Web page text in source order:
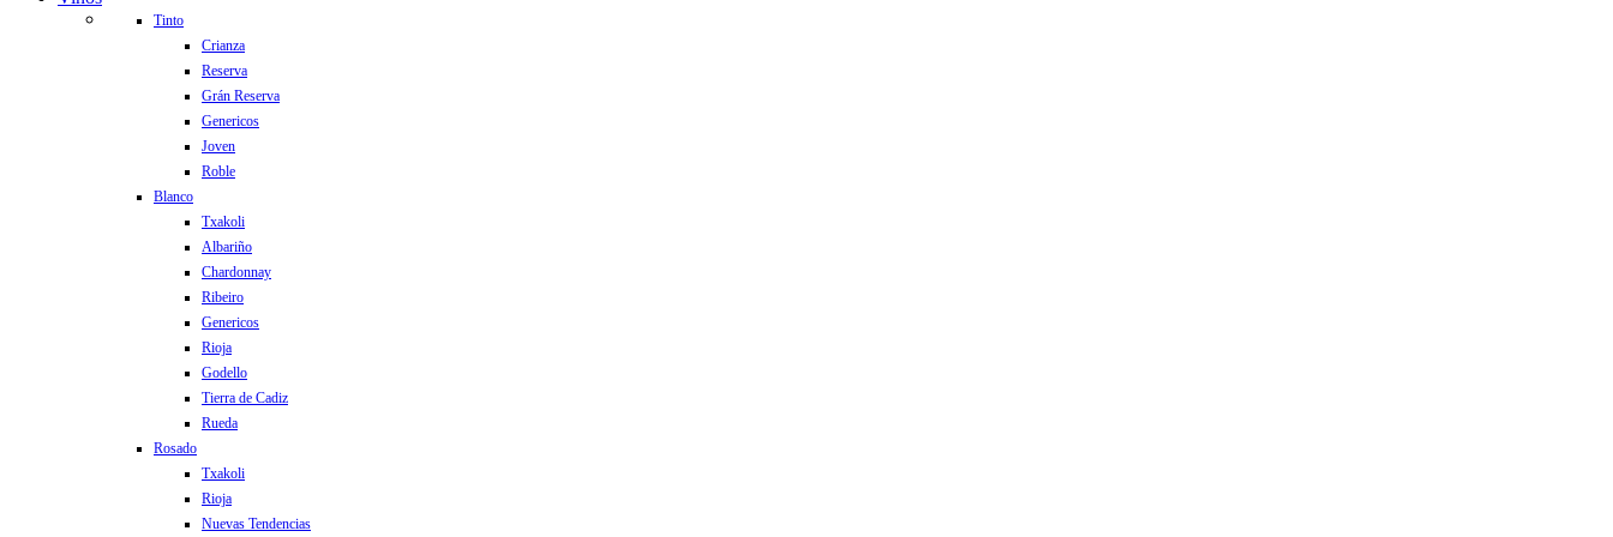
Tinto
Crianza
Reserva
Grán Reserva
Genericos
Joven
Roble
Blanco
Txakoli
Albariño
Chardonnay
Ribeiro
Genericos
Rioja
Godello
Tierra de Cadiz
Rueda
Rosado
Txakoli
Rioja
Nuevas Tendencias